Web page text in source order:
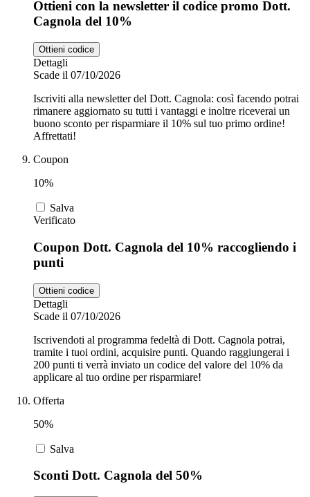
Ottieni con la newsletter il codice promo Dott.
Cagnola del 10%
Ottieni codice
Dettagli
Scade il 07/10/2026
Iscriviti alla newsletter del Dott. Cagnola: così facendo potrai
rimanere aggiornato su tutti i vantaggi e inoltre riceverai un
buono sconto per risparmiare il 10% sul tuo primo ordine!
Affrettati!
Coupon
10%
Salva
Verificato
Coupon Dott. Cagnola del 10% raccogliendo i
punti
Ottieni codice
Dettagli
Scade il 07/10/2026
Iscrivendoti al programma fedeltà di Dott. Cagnola potrai,
tramite i tuoi ordini, acquisire punti. Quando raggiungerai i
200 punti ti verrà inviato un codice del valore del 10% da
applicare al tuo ordine per risparmiare!
Offerta
50%
Salva
Sconti Dott. Cagnola del 50%